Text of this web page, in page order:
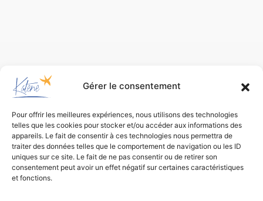
Gérer le consentement
Pour offrir les meilleures expériences, nous utilisons des technologies
telles que les cookies pour stocker et/ou accéder aux informations des
appareils. Le fait de consentir à ces technologies nous permettra de
traiter des données telles que le comportement de navigation ou les ID
uniques sur ce site. Le fait de ne pas consentir ou de retirer son
consentement peut avoir un effet négatif sur certaines caractéristiques
et fonctions.